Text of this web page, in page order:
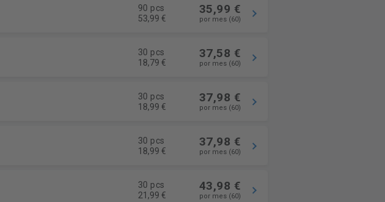
90 pcs
53,99 €
35,99 €
por mes (60)
30 pcs
18,79 €
37,58 €
por mes (60)
30 pcs
18,99 €
37,98 €
por mes (60)
30 pcs
18,99 €
37,98 €
por mes (60)
30 pcs
21,99 €
43,98 €
por mes (60)